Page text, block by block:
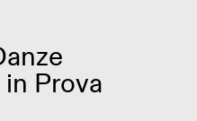
Prova